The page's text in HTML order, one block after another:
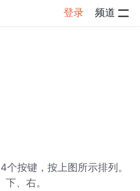
登录 频道
情
按键，按上图所示排列。
、右。